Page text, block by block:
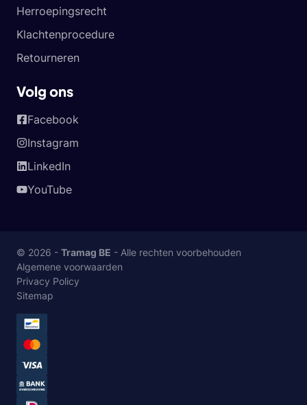
Herroepingsrecht
Klachtenprocedure
Retourneren
Volg ons
Facebook
Instagram
LinkedIn
YouTube
© 2026 - Tramag BE - Alle rechten voorbehouden
Algemene voorwaarden
Privacy Policy
Sitemap